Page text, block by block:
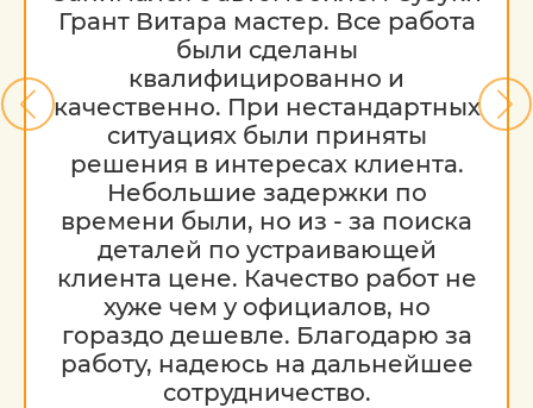
Обратите внимание на то, что данный
интернет-ресурс (в том числе указанные
цены на услуги) носит исключительно
ознакомительный характер и ни при
каких условиях не является публичной
офертой, определяемой положениями
Статьи 437 (2) Гражданского кодекса РФ.
Стоимость работ меняется в
зависимости от марки автомобиля, его
возраста и технического состояния.
Грант Витара мастер. Все работа
были сделаны
квалифицированно и
качественно. При нестандартных
ситуациях были приняты
решения в интересах клиента.
Небольшие задержки по
времени были, но из - за поиска
деталей по устраивающей
клиента цене. Качество работ не
хуже чем у официалов, но
гораздо дешевле. Благодарю за
работу, надеюсь на дальнейшее
сотрудничество.